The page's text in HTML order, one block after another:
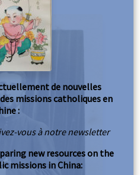
de nouvelles
missions catholiques en
:
vous à notre newsletter
new resources on the
missions in China: